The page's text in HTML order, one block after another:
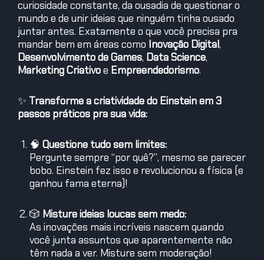
curiosidade constante, da ousadia de questionar o
mundo e de unir ideias que ninguém tinha ousado
juntar antes. Exatamente o que você precisa pra
mandar bem em áreas como Inovação Digital,
Desenvolvimento de Games, Data Science,
Marketing Criativoe Empreendedorismo.
✨ Transforme a criatividade do Einstein em 3
passos práticos pra sua vida:
🧠 Questione tudo sem limites:
Pergunte sempre “por quê?”, mesmo se parecer
bobo. Einstein fez isso e revolucionou a física (e
ganhou fama eterna)!
🎲 Misture ideias loucas sem medo:
As inovações mais incríveis nascem quando
você junta assuntos que aparentemente não
têm nada a ver. Misture sem moderação!